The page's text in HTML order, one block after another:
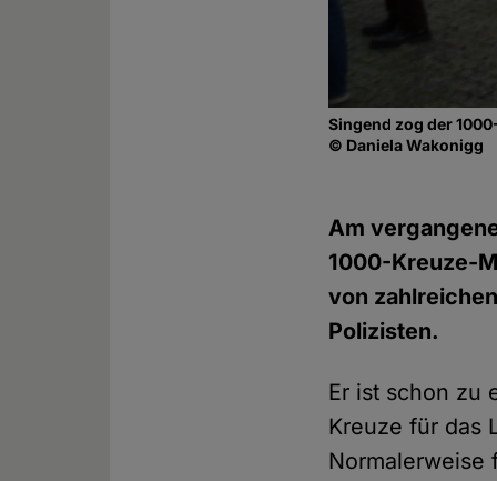
Singend zog der
© Daniela Wakonigg
Am
1000-Kreuze-
von
Polizisten.
Er ist schon zu
Kreuze für das
Normalerweise